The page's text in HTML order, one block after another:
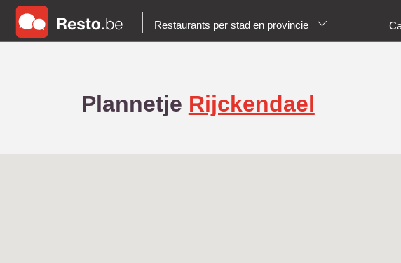
Restaurants per stad en provincie
Plannetje Rijckendael